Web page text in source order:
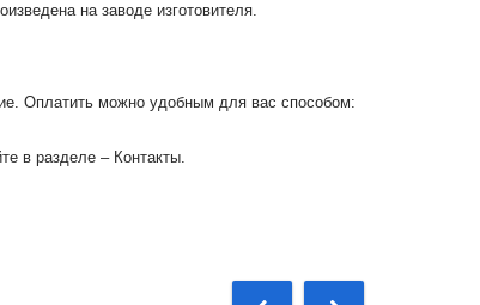
на заводе изготовителя.
Оплатить можно удобным для вас способом:
в разделе – Контакты.